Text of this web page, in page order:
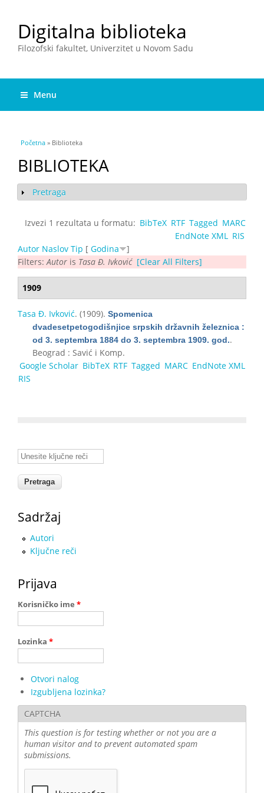
Digitalna biblioteka
Filozofski fakultet, Univerzitet u Novom Sadu
Menu
You are here
Početna » Biblioteka
BIBLIOTEKA
Show
Pretraga
Izvezi 1 rezultata u formatu: BibTeX RTF Tagged MARC
EndNote XML
RIS
Autor Naslov Tip [ Godina
]
Filters: Autor is Tasa Đ. Ivković [Clear All Filters]
1909
Tasa Đ. Ivković. (1909). Spomenica
dvadesetpetogodišnjice srpskih državnih železnica :
od 3. septembra 1884 do 3. septembra 1909. god..
Beograd : Savić i Komp.
Google Scholar BibTeX RTF Tagged MARC EndNote XML
RIS
Unesite ključne reči
Sadržaj
Autori
Ključne reči
Prijava
Korisničko ime *
Lozinka *
Otvori nalog
Izgubljena lozinka?
CAPTCHA
This question is for testing whether or not you are a
human visitor and to prevent automated spam
submissions.